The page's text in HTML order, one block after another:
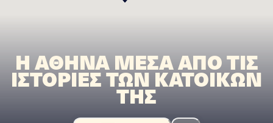
Η ΑΘΗΝΑ ΜΕΣΑ ΑΠΟ ΤΙΣ
ΙΣΤΟΡΙΕΣ ΤΩΝ ΚΑΤΟΙΚΩΝ
ΤΗΣ